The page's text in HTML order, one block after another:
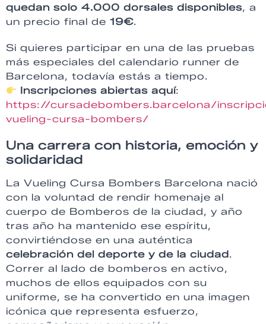
quedan solo 4.000 dorsales disponibles, a
un precio final de 19€.
Si quieres participar en una de las pruebas
más especiales del calendario runner de
Barcelona, todavía estás a tiempo.
Inscripciones abiertas aquí:
https://cursadebombers.barcelona/
vueling-cursa-bombers/
Una carrera con historia, emoción y
solidaridad
La Vueling Cursa Bombers Barcelona nació
con la voluntad de rendir homenaje al
cuerpo de Bomberos de la ciudad, y año
tras año ha mantenido ese espíritu,
convirtiéndose en una auténtica
celebración del deporte y de la ciudad.
Correr al lado de bomberos en activo,
muchos de ellos equipados con su
uniforme, se ha convertido en una imagen
icónica que representa esfuerzo,